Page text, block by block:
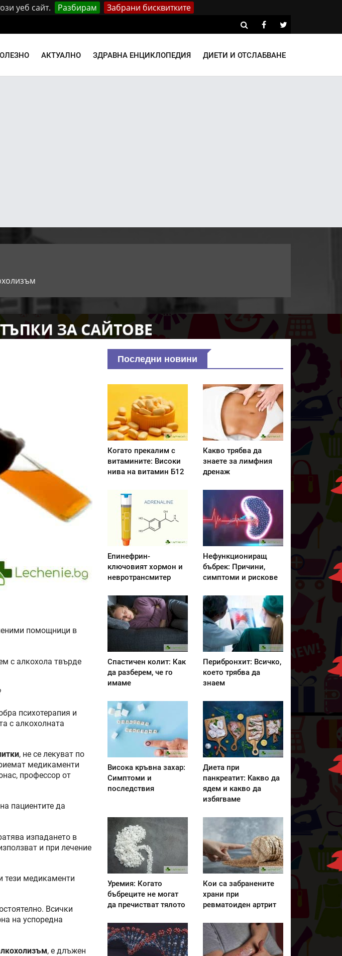
уеб сайт. Разбирам Забрани бисквитките
АКТУАЛНО ЗДРАВНА ЕНЦИКЛОПЕДИЯ ДИЕТИ И ОТСЛАБВАНЕ
помощници в
с алкохола твърде
психотерапия и
с алкохолната
, не се лекуват по
медикаменти
профессор от
пациентите да
изпадането в
и при лечение
тези медикаменти
Всички
на успоредна
, е длъжен
Последни новини
Когато прекалим с
витамините: Високи
нива на витамин Б12
Какво трябва да
знаете за лимфния
дренаж
Епинефрин-
ключовият хормон и
невротрансмитер
Нефункциониращ
бъбрек: Причини,
симптоми и рискове
Спастичен колит: Как
да разберем, че го
имаме
Перибронхит: Всичко,
което трябва да
знаем
Висока кръвна захар:
Симптоми и
последствия
Диета при
панкреатит: Kакво да
ядем и какво да
избягваме
Уремия: Когато
бъбреците не могат
да пречистват тялото
Кои са забранените
храни при
ревматоиден артрит